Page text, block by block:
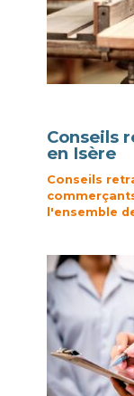
Conseils
en Isère
Conseils
l'ensemble